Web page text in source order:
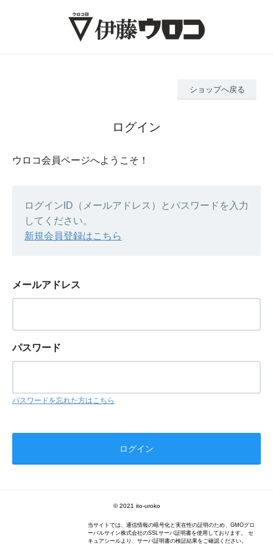
ショップへ戻る
ログイン
ウロコ会員ページへようこそ！
ログインID（メールアドレス）とパスワードを入力
してください。
新規会員登録はこちら
メールアドレス
パスワード
パスワードを忘れた方はこちら
© 2021 ito-uroko
当サイトでは、通信情報の暗号化と実在性の証明のため、GMOグロ
ーバルサイン株式会社のSSLサーバ証明書を使用しております。 セ
キュアシールより、サーバ証明書の検証結果をご確認ください。